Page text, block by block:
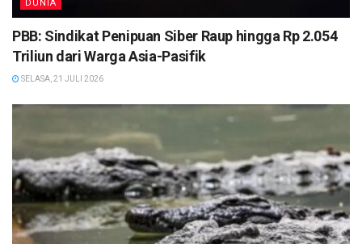
DUNIA
PBB: Sindikat Penipuan Siber Raup hingga Rp 2.054
Triliun dari Warga Asia-Pasifik
SELASA, 21 JULI 2026